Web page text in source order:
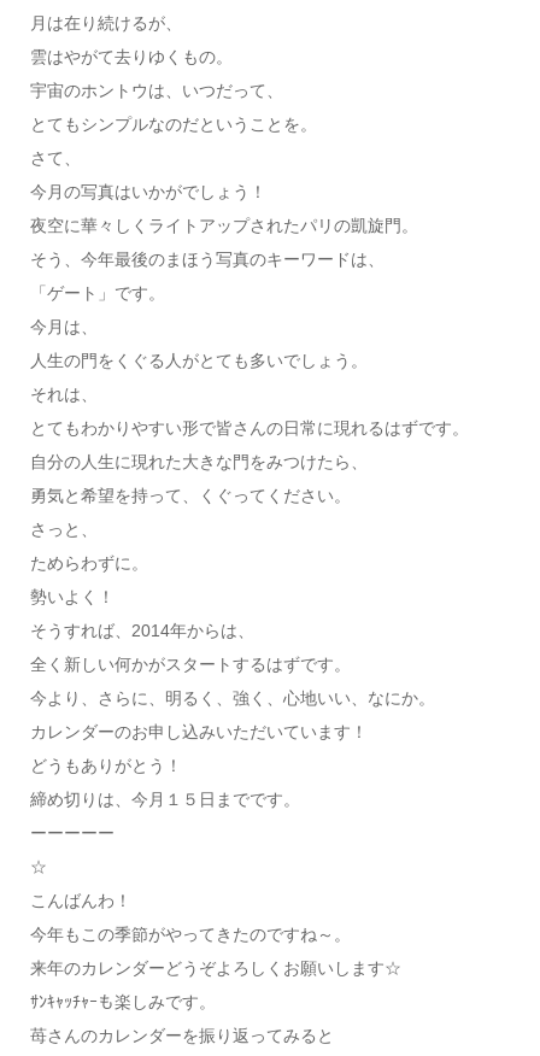
月は在り続けるが、
雲はやがて去りゆくもの。
宇宙のホントウは、いつだって、
とてもシンプルなのだということを。
さて、
今月の写真はいかがでしょう！
夜空に華々しくライトアップされたパリの凱旋門。
そう、今年最後のまほう写真のキーワードは、
「ゲート」です。
今月は、
人生の門をくぐる人がとても多いでしょう。
それは、
とてもわかりやすい形で皆さんの日常に現れるはずです。
自分の人生に現れた大きな門をみつけたら、
勇気と希望を持って、くぐってください。
さっと、
ためらわずに。
勢いよく！
そうすれば、2014年からは、
全く新しい何かがスタートするはずです。
今より、さらに、明るく、強く、心地いい、なにか。
カレンダーのお申し込みいただいています！
どうもありがとう！
締め切りは、今月１５日までです。
ーーーーー
☆
こんばんわ！
今年もこの季節がやってきたのですね～。
来年のカレンダーどうぞよろしくお願いします☆
ｻﾝｷｬｯﾁｬｰも楽しみです。
苺さんのカレンダーを振り返ってみると